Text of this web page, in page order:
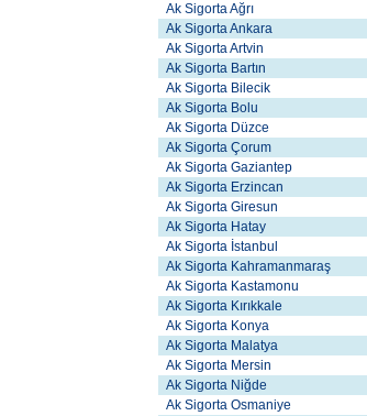
Ak Sigorta Ağrı
Ak Sigorta Ankara
Ak Sigorta Artvin
Ak Sigorta Bartın
Ak Sigorta Bilecik
Ak Sigorta Bolu
Ak Sigorta Düzce
Ak Sigorta Çorum
Ak Sigorta Gaziantep
Ak Sigorta Erzincan
Ak Sigorta Giresun
Ak Sigorta Hatay
Ak Sigorta İstanbul
Ak Sigorta Kahramanmaraş
Ak Sigorta Kastamonu
Ak Sigorta Kırıkkale
Ak Sigorta Konya
Ak Sigorta Malatya
Ak Sigorta Mersin
Ak Sigorta Niğde
Ak Sigorta Osmaniye